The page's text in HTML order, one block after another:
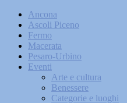
Ancona
Ascoli Piceno
Fermo
Macerata
Pesaro-Urbino
Eventi
Arte e cultura
Benessere
Categorie e luoghi